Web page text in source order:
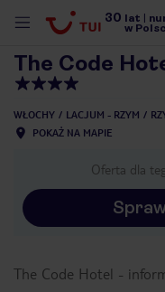
30 lat
w
The Code
WŁOCHY LACJUM - RZYM
POKAŻ NA MAPIE
Oferta dla
The Code Hotel -